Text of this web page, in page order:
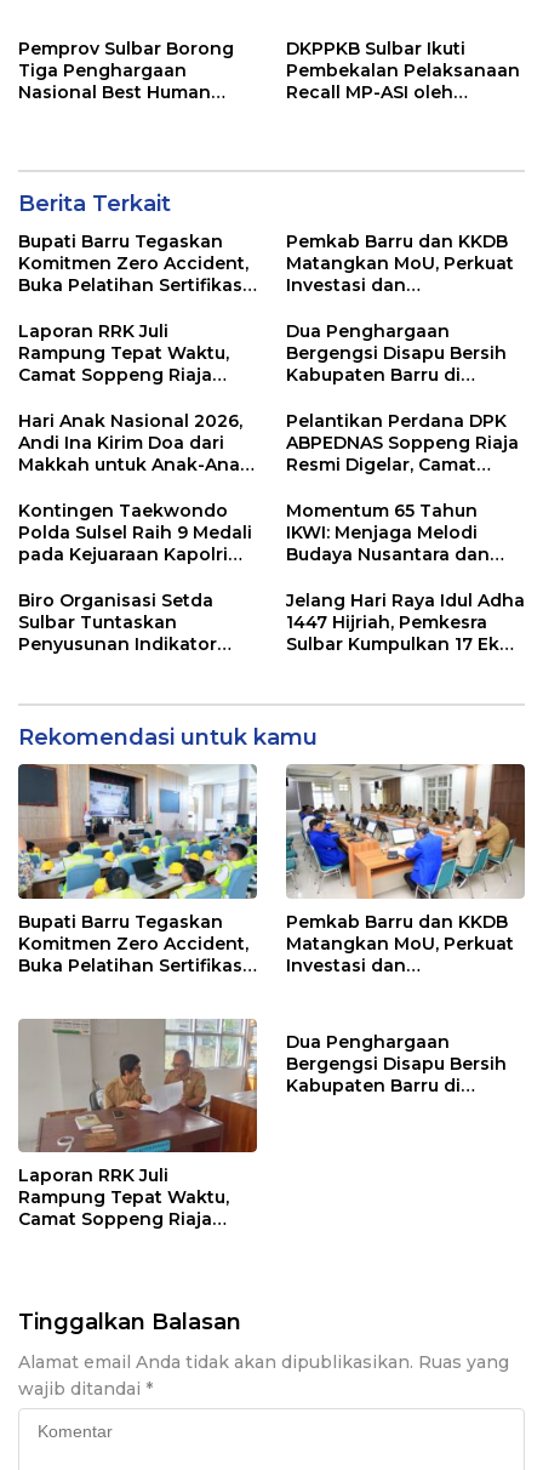
Pemprov Sulbar Borong
Tiga Penghargaan
Nasional Best Human
DKPPKB Sulbar Ikuti
Pembekalan Pelaksanaan
Recall MP-ASI oleh
Berita Terkait
Bupati Barru Tegaskan
Komitmen Zero Accident,
Buka Pelatihan Sertifikasi
Pemkab Barru dan KKDB
Matangkan MoU, Perkuat
Investasi dan
Laporan RRK Juli
Rampung Tepat Waktu,
Camat Soppeng Riaja
dan Kelurahan
Dua Penghargaan
Bergengsi Disapu Bersih
Kabupaten Barru di
Hari Anak Nasional 2026,
Andi Ina Kirim Doa dari
Makkah untuk Anak-Anak
Pelantikan Perdana DPK
ABPEDNAS Soppeng Riaja
Resmi Digelar, Camat
Wujudkan Desa Maju
Kontingen Taekwondo
Polda Sulsel Raih 9 Medali
pada Kejuaraan Kapolri
Momentum 65 Tahun
IKWI: Menjaga Melodi
Budaya Nusantara dan
Pers
Biro Organisasi Setda
Sulbar Tuntaskan
Penyusunan Indikator
Jelang Hari Raya Idul Adha
1447 Hijriah, Pemkesra
Sulbar Kumpulkan 17 Ekor
Rekomendasi untuk kamu
Bupati Barru Tegaskan
Komitmen Zero Accident,
Buka Pelatihan Sertifikasi
Pemkab Barru dan KKDB
Matangkan MoU, Perkuat
Investasi dan
Laporan RRK Juli
Rampung Tepat Waktu,
Camat Soppeng Riaja
Dua Penghargaan
Bergengsi Disapu Bersih
Kabupaten Barru di
Tinggalkan Balasan
Alamat email Anda tidak akan dipublikasikan. Ruas yang
wajib ditandai *